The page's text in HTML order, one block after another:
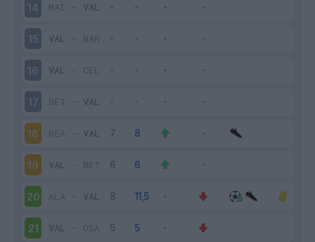
14 MAI - VAL
15 VAL - BAR
16 VAL - CEL
17 GET - VAL
18 REA - VAL
19 VAL - BET
20 ALA - VAL
21 VAL - OSA